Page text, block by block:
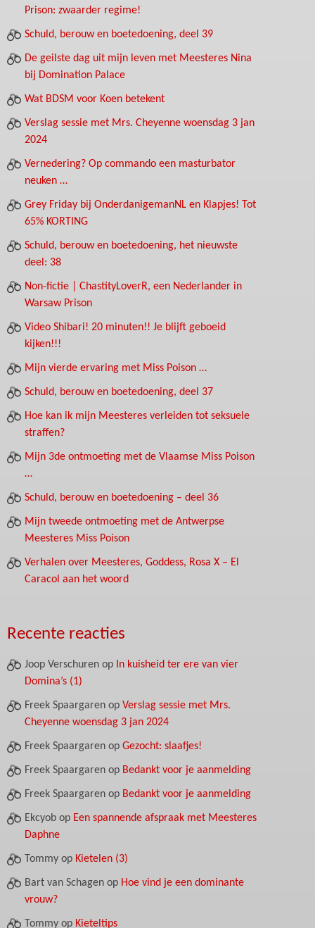
Prison: zwaarder regime!
Schuld, berouw en boetedoening, deel 39
De geilste dag uit mijn leven met Meesteres Nina
bij Domination Palace
Wat BDSM voor Koen betekent
Verslag sessie met Mrs. Cheyenne woensdag 3 jan
2024
Vernedering? Op commando een masturbator
neuken …
Grey Friday bij OnderdanigemanNL en Klapjes! Tot
65% KORTING
Schuld, berouw en boetedoening, het nieuwste
deel: 38
Non-fictie | ChastityLoverR, een Nederlander in
Warsaw Prison
Video Shibari! 20 minuten!! Je blijft geboeid
kijken!!!
Mijn vierde ervaring met Miss Poison …
Schuld, berouw en boetedoening, deel 37
Hoe kan ik mijn Meesteres verleiden tot seksuele
straffen?
Mijn 3de ontmoeting met de Vlaamse Miss Poison
…
Schuld, berouw en boetedoening – deel 36
Mijn tweede ontmoeting met de Antwerpse
Meesteres Miss Poison
Verhalen over Meesteres, Goddess, Rosa X – El
Caracol aan het woord
Recente reacties
Joop Verschuren op In kuisheid ter ere van vier
Domina’s (1)
Freek Spaargaren op Verslag sessie met Mrs.
Cheyenne woensdag 3 jan 2024
Freek Spaargaren op Gezocht: slaafjes!
Freek Spaargaren op Bedankt voor je aanmelding
Freek Spaargaren op Bedankt voor je aanmelding
Ekcyob op Een spannende afspraak met Meesteres
Daphne
Tommy op Kietelen (3)
Bart van Schagen op Hoe vind je een dominante
vrouw?
Tommy op Kieteltips